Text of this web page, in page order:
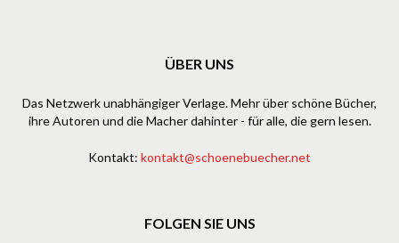
ÜBER UNS
Das Netzwerk unabhängiger Verlage. Mehr über schöne Bücher,
ihre Autoren und die Macher dahinter - für alle, die gern lesen.
Kontakt: kontakt@schoenebuecher.net
FOLGEN SIE UNS